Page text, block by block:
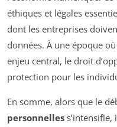
éthiques et légales
dont les entreprises
données. À une époque
enjeu central, le droit
protection pour les
En somme, alors que le
personnelles s’intensifie,